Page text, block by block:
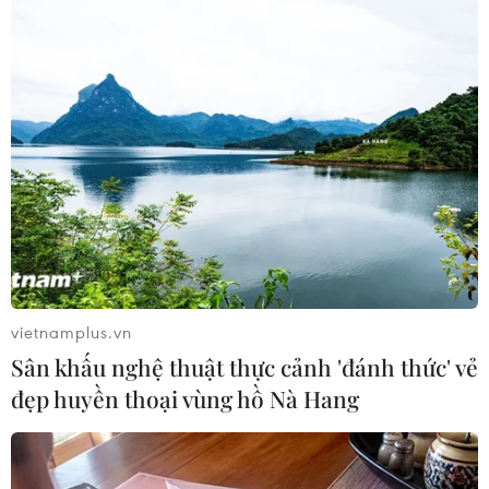
TIN LIÊN QUAN
vietnamplus.vn
Sân khấu nghệ thuật thực cảnh 'đánh thức' vẻ
đẹp huyền thoại vùng hồ Nà Hang